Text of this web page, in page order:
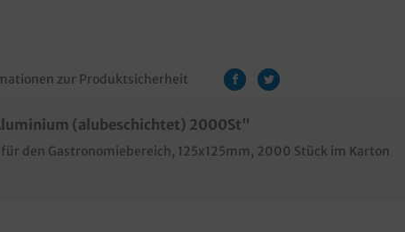
zur Produktsicherheit
(alubeschichtet) 2000St"
den Gastronomiebereich, 125x125mm, 2000 Stück im Karton